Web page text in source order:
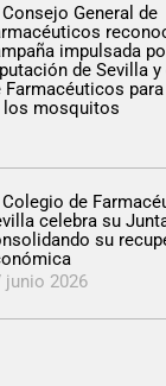
Consejo General de
impulsada
de Sevilla
Farmacéuticos
los mosquitos
Colegio de
celebra su
su
junio 2026